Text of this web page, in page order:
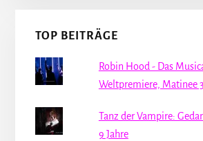
TOP BEITRÄGE
Robin Hood - Das
Weltpremiere, Matinee
Tanz der Vampire:
9 Jahre